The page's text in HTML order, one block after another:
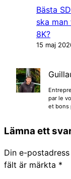
Bästa
ska
8K?
15 maj
par le
et bons
Lämna ett
Din e-
fält är märkta *